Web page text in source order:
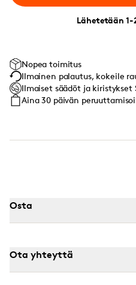
Lähetetään
Nopea toimitus
Ilmainen palautus, kokeile
Ilmaiset säädöt ja kiristykset
Aina 30 päivän
Osta
Ota yhteyttä